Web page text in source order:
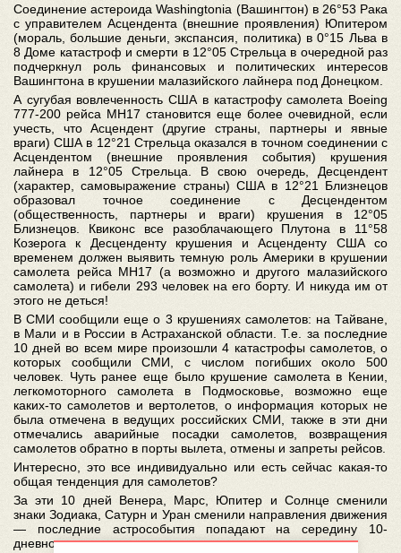
Соединение астероида Washingtonia (Вашингтон) в 26°53 Рака
с управителем Асцендента (внешние проявления) Юпитером
(мораль, большие деньги, экспансия, политика) в 0°15 Льва в
8 Доме катастроф и смерти в 12°05 Стрельца в очередной раз
подчеркнул роль финансовых и политических интересов
Вашингтона в крушении малазийского лайнера под Донецком.
А сугубая вовлеченность США в катастрофу самолета Boeing
777-200 рейса МН17 становится еще более очевидной, если
учесть, что Асцендент (другие страны, партнеры и явные
враги) США в 12°21 Стрельца оказался в точном соединении с
Асцендентом (внешние проявления события) крушения
лайнера в 12°05 Стрельца. В свою очередь, Десцендент
(характер, самовыражение страны) США в 12°21 Близнецов
образовал точное соединение с Десцендентом
(общественность, партнеры и враги) крушения в 12°05
Близнецов. Квиконс все разоблачающего Плутона в 11°58
Козерога к Десценденту крушения и Асценденту США со
временем должен выявить темную роль Америки в крушении
самолета рейса МН17 (а возможно и другого малазийского
самолета) и гибели 293 человек на его борту. И никуда им от
этого не деться!
В СМИ сообщили еще о 3 крушениях самолетов: на Тайване,
в Мали и в России в Астраханской области. Т.е. за последние
10 дней во всем мире произошли 4 катастрофы самолетов, о
которых сообщили СМИ, с числом погибших около 500
человек. Чуть ранее еще было крушение самолета в Кении,
легкомоторного самолета в Подмосковье, возможно еще
каких-то самолетов и вертолетов, о информация которых не
была отмечена в ведущих российских СМИ, также в эти дни
отмечались аварийные посадки самолетов, возвращения
самолетов обратно в порты вылета, отмены и запреты рейсов.
Интересно, это все индивидуально или есть сейчас какая-то
общая тенденция для самолетов?
За эти 10 дней Венера, Марс, Юпитер и Солнце сменили
знаки Зодиака, Сатурн и Уран сменили направления движения
— последние астрособытия попадают на середину 10-
дневного периода.